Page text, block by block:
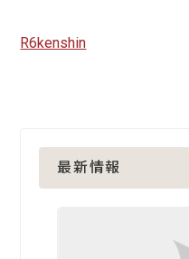
R6kenshin
最新情報